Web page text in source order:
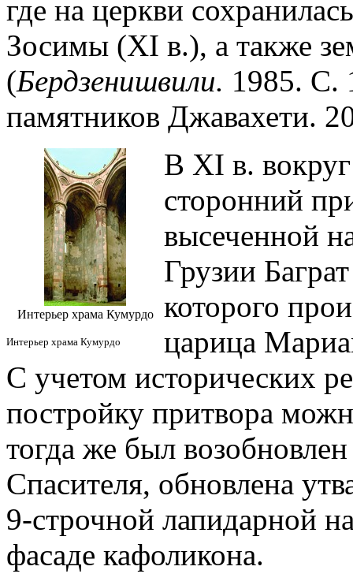
где на церкви
Зосимы (XI в.), а также
(Бердзенишвили. 1985. С.
памятников Джавахети.
Интерьер храма Кумурдо
Интерьер храма Кумурдо
В XI в.
сторонний
высеченной
Грузии
которого
царица
С учетом исторических
постройку притвора
тогда же был
Спасителя, обновлена
9-строчной лапидарной
фасаде кафоликона.